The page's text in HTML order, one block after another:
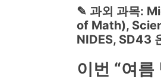
✎ 과외 과목:
of Math),
NIDES, SD43
이번 “여